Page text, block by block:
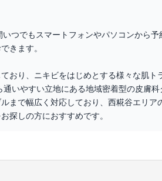
つでもスマートフォンやパソコンから予
きます。
おり、ニキビをはじめとする様々な肌ト
いやすい立地にある地域密着型の皮膚
まで幅広く対応しており、西糀谷エリア
探しの方におすすめです。